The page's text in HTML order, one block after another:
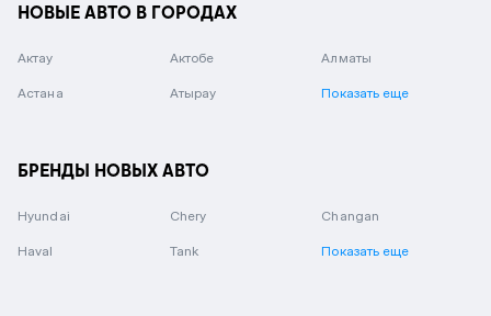
НОВЫЕ АВТО В ГОРОДАХ
Актау Актобе Алматы
Астана Атырау Показать еще
БРЕНДЫ НОВЫХ АВТО
Hyundai Chery Changan
Haval Tank Показать еще